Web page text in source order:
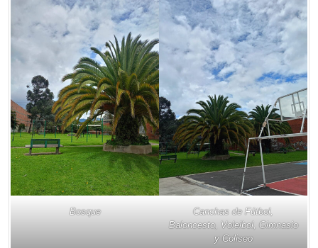
Bosque
Canchas de Fútbol,
Baloncesto, Voleibol, Gimnasio
y Coliseo